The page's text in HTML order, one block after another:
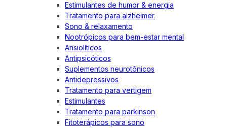
Estimulantes de humor & energia
Tratamento para alzheimer
Sono & relaxamento
Nootrópicos para bem-estar mental
Ansiolíticos
Antipsicóticos
Suplementos neurotônicos
Antidepressivos
Tratamento para vertigem
Estimulantes
Tratamento para parkinson
Fitoterápicos para sono